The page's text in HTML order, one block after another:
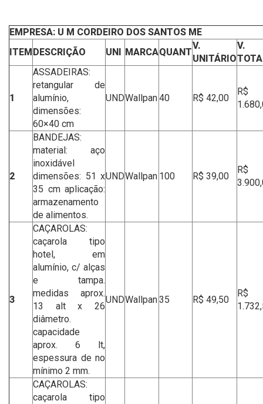
EMPRESA: U M CORDEIRO DOS SANTOS ME
ITEMDESCRIÇÃO UNI MARCAQUANT
V.
UNITÁRIO
V.
1
ASSADEIRAS:
retangular de
alumínio,
dimensões:
60×40 cm
UNDWallpan40 R$ 42,00
R$
2
BANDEJAS:
material: aço
inoxidável
dimensões: 51 x
35 cm aplicação:
armazenamento
de alimentos.
UNDWallpan 100 R$ 39,00
R$
3
CAÇAROLAS:
caçarola tipo
hotel, em
alumínio, c/ alças
e tampa.
medidas aprox.
13 alt x 26
diâmetro.
capacidade
aprox. 6 lt,
espessura de no
mínimo 2 mm.
UNDWallpan35 R$ 49,50
R$
CAÇAROLAS:
caçarola tipo